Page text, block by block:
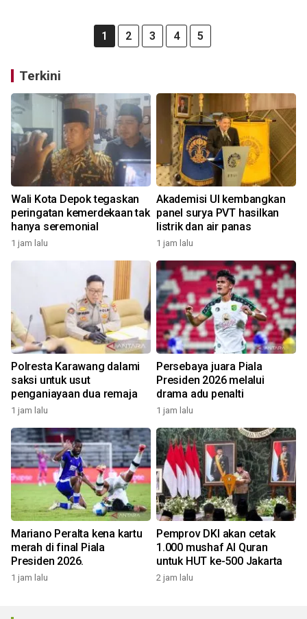
1 2 3 4 5
Terkini
Wali Kota Depok tegaskan
peringatan kemerdekaan tak
hanya seremonial
1 jam lalu
Akademisi UI kembangkan
panel surya PVT hasilkan
listrik dan air panas
1 jam lalu
Polresta Karawang dalami
saksi untuk usut
penganiayaan dua remaja
1 jam lalu
Persebaya juara Piala
Presiden 2026 melalui
drama adu penalti
1 jam lalu
Mariano Peralta kena kartu
merah di final Piala
Presiden 2026.
1 jam lalu
Pemprov DKI akan cetak
1.000 mushaf Al Quran
untuk HUT ke-500 Jakarta
2 jam lalu